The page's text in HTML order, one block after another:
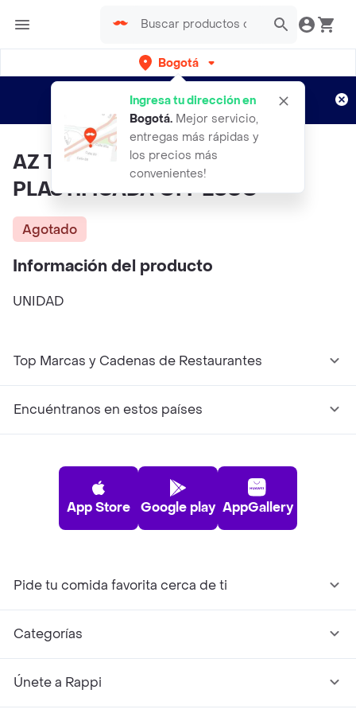
Bogotá
Ingresa tu dirección en
Bogotá. Mejor servicio,
entregas más rápidas y
los precios más
convenientes!
envíos gratis por semanas
Aplican TyC
AZ TAMAÑO CARTA
PLASTIFICADA OFI-ESCO
Agotado
Información del producto
UNIDAD
Top Marcas y Cadenas de Restaurantes
Encuéntranos en estos países
App Store Google play AppGallery
Pide tu comida favorita cerca de ti
Categorías
Únete a Rappi